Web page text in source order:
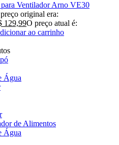
Ventilador Arno VE30
original era:
129,99O preço atual é:
ao carrinho
Água
de Alimentos
Água